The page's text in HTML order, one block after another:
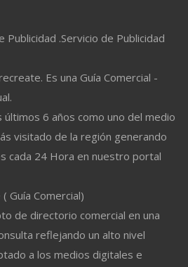
Publicidad .Servicio de Publicidad
Es una Guía Comercial -
últimos 6 años como uno del medio
visitado de la región generando
cada 24 Hora en nuestro portal
Guía Comercial)
de directorio comercial en una
reflejando un alto nivel
a los medios digitales e